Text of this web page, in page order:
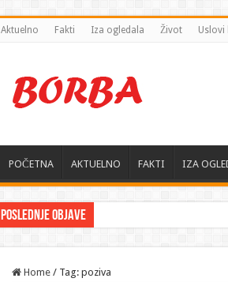
Aktuelno Fakti Iza ogledala Život Uslovi
POČETNA AKTUELNO FAKTI IZA
Poslednje objave
Home / Tag: poziva